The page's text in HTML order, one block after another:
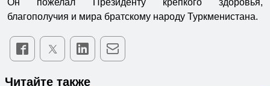
Он пожелал Президенту крепкого здоровья,
благополучия и мира братскому народу Туркменистана.
Читайте также